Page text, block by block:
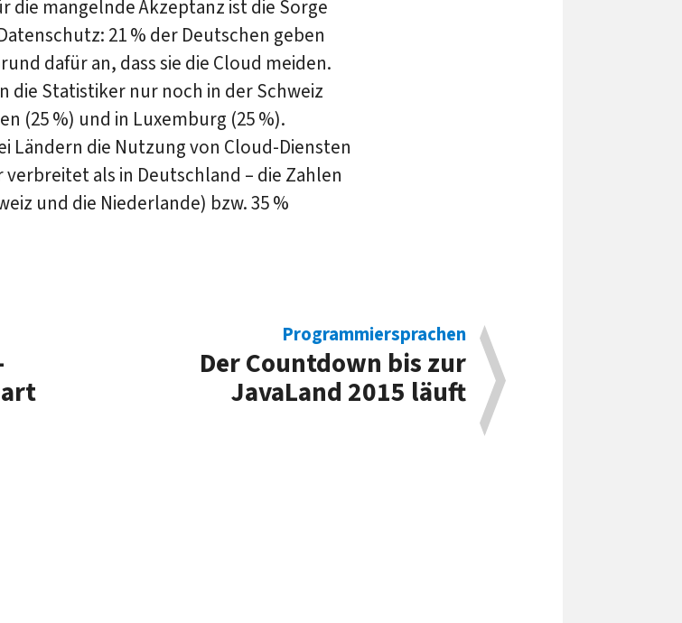
die mangelnde Akzeptanz ist die Sorge
21 % der Deutschen geben
dafür an, dass sie die Cloud meiden.
Statistiker nur noch in der Schweiz
(25 %) und in Luxemburg (25 %).
Ländern die Nutzung von Cloud-Diensten
als in Deutschland – die Zahlen
und die Niederlande) bzw. 35 %
Programmiersprachen
Der Countdown bis zur
JavaLand 2015 läuft